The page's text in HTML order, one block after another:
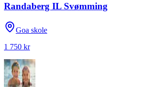
Randaberg IL Svømming
Goa skole
1 750 kr